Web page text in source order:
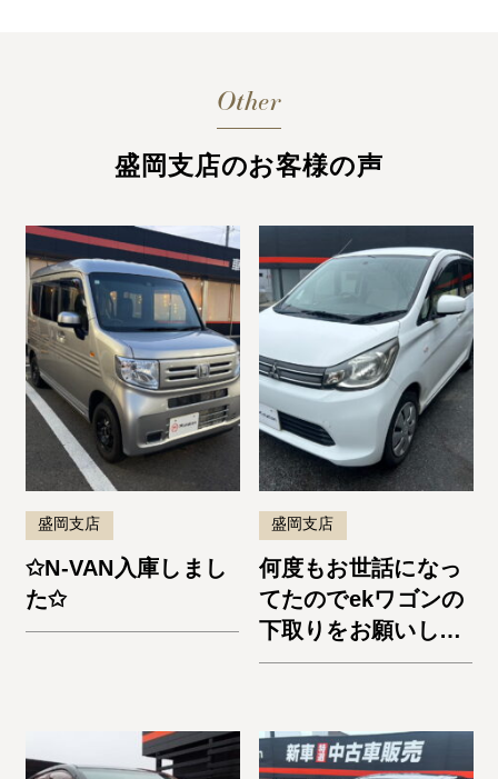
Other
盛岡支店のお客様の声
盛岡支店
✩N-VAN入庫しまし
た✩
盛岡支店
何度もお世話になっ
てたのでekワゴンの
下取りをお願いしま
した。納車までスム
す！